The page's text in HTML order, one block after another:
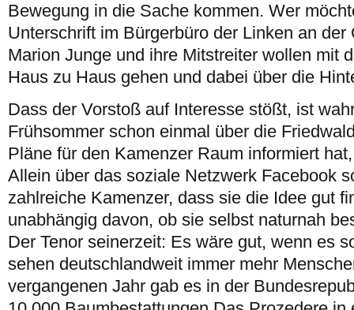
Bewegung in die Sache kommen. Wer
Unterschrift im Bürgerbüro der Linken an
Marion Junge und ihre Mitstreiter wollen mit
Haus zu Haus gehen und dabei über die
Dass der Vorstoß auf Interesse stößt, ist
Frühsommer schon einmal über die
Pläne für den Kamenzer Raum informiert
Allein über das soziale Netzwerk Facebook
zahlreiche Kamenzer, dass sie die Idee gut
unabhängig davon, ob sie selbst naturnah
Der Tenor seinerzeit: Es wäre gut, wenn es
sehen deutschlandweit immer mehr
vergangenen Jahr gab es in der